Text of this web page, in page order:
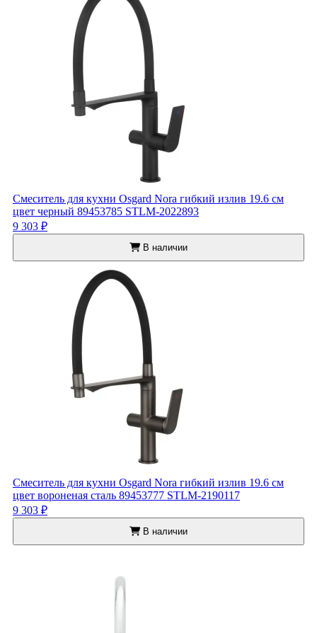
Смеситель для кухни Osgard Nora гибкий излив 19.6 см
цвет черный 89453785 STLM-2022893
9 303 ₽
В наличии
Смеситель для кухни Osgard Nora гибкий излив 19.6 см
цвет вороненая сталь 89453777 STLM-2190117
9 303 ₽
В наличии